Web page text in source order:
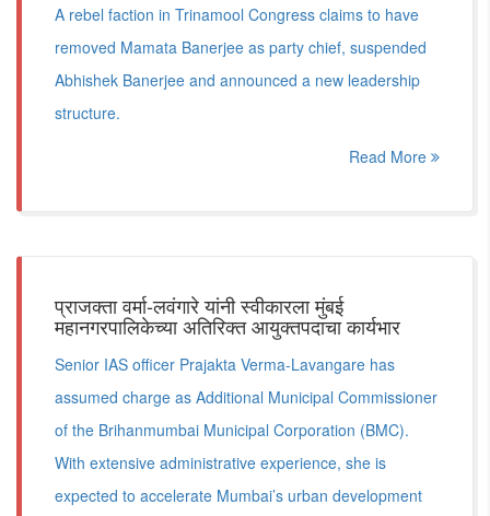
A rebel faction in Trinamool Congress claims to have
removed Mamata Banerjee as party chief, suspended
Abhishek Banerjee and announced a new leadership
structure.
Read More
प्राजक्ता वर्मा-लवंगारे यांनी स्वीकारला मुंबई
महानगरपालिकेच्या अतिरिक्त आयुक्तपदाचा कार्यभार
Senior IAS officer Prajakta Verma-Lavangare has
assumed charge as Additional Municipal Commissioner
of the Brihanmumbai Municipal Corporation (BMC).
With extensive administrative experience, she is
expected to accelerate Mumbai’s urban development